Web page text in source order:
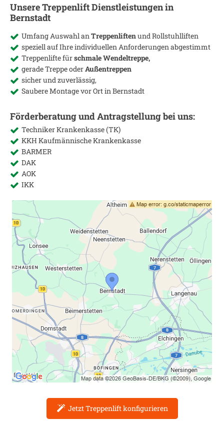
Unsere Treppenlift Dienstleistungen in
Bernstadt
Umfang Auswahl anTreppenliftenund Rollstuhlliften
speziell auf Ihre individuellen Anforderungen abgestimmt
Treppenlifte fürschmale Wendeltreppe,
gerade Treppe oderAußentreppen
sicher und zuverlässig,
Saubere Montage vor Ort inBernstadt
Förderberatung und Antragstellung bei uns:
Techniker Krankenkasse (TK)
KKH Kaufmännische Krankenkasse
BARMER
DAK
AOK
IKK
Jetzt Treppenlift konfigurieren